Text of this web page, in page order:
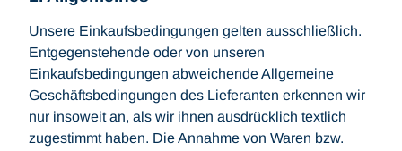
Unsere Einkaufsbedingungen gelten ausschließlich.
Entgegenstehende oder von unseren
Einkaufsbedingungen abweichende Allgemeine
Geschäftsbedingungen des Lieferanten erkennen wir
nur insoweit an, als wir ihnen ausdrücklich textlich
zugestimmt haben. Die Annahme von Waren bzw.